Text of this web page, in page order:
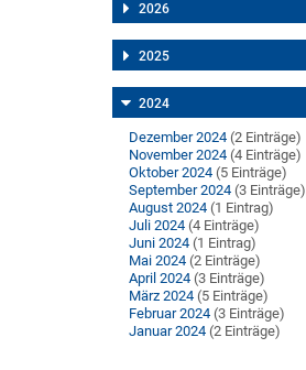
2026
2025
2024
Dezember 2024 (2 Einträge)
November 2024 (4 Einträge)
Oktober 2024 (5 Einträge)
September 2024 (3 Einträge)
August 2024 (1 Eintrag)
Juli 2024 (4 Einträge)
Juni 2024 (1 Eintrag)
Mai 2024 (2 Einträge)
April 2024 (3 Einträge)
März 2024 (5 Einträge)
Februar 2024 (3 Einträge)
Januar 2024 (2 Einträge)